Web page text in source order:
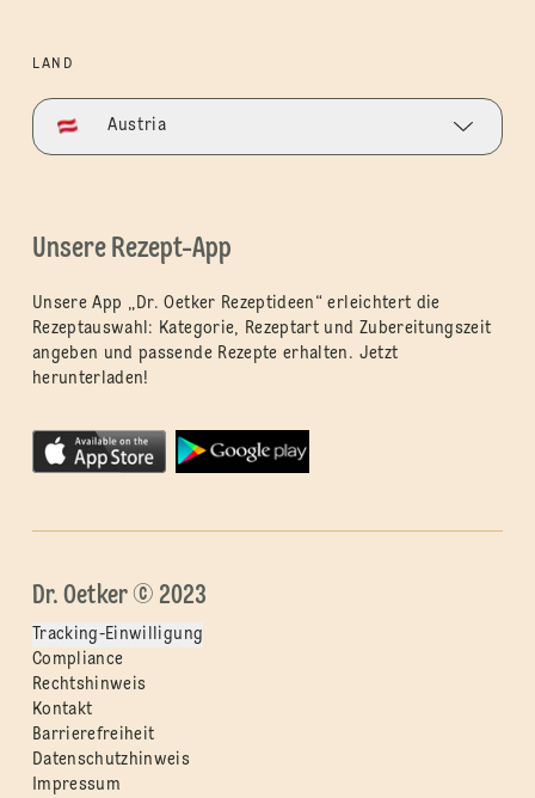
LAND
Austria
Unsere Rezept-App
Unsere App „Dr. Oetker Rezeptideen“ erleichtert die
Rezeptauswahl: Kategorie, Rezeptart und Zubereitungszeit
angeben und passende Rezepte erhalten. Jetzt
herunterladen!
Dr. Oetker © 2023
Tracking-Einwilligung
Compliance
Rechtshinweis
Kontakt
Barrierefreiheit
Datenschutzhinweis
Impressum